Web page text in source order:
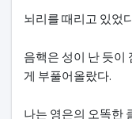
뇌리를 때리고 있었
음핵은 성이 난 듯이
게 부풀어올랐다.
나는 영은의 오똑한